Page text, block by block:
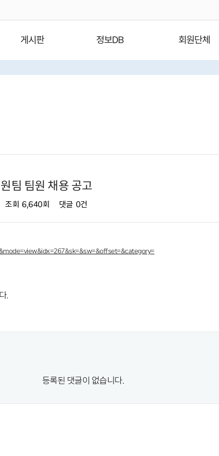
게시판 정보DB 회원단체
팀 팀원 채용 공고
조회 6,640회 댓글 0건
.
등록된 댓글이 없습니다.